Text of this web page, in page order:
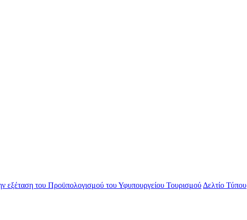
εξέταση του Προϋπολογισμού του Υφυπουργείου Τουρισμού Δελτίο Τύπου